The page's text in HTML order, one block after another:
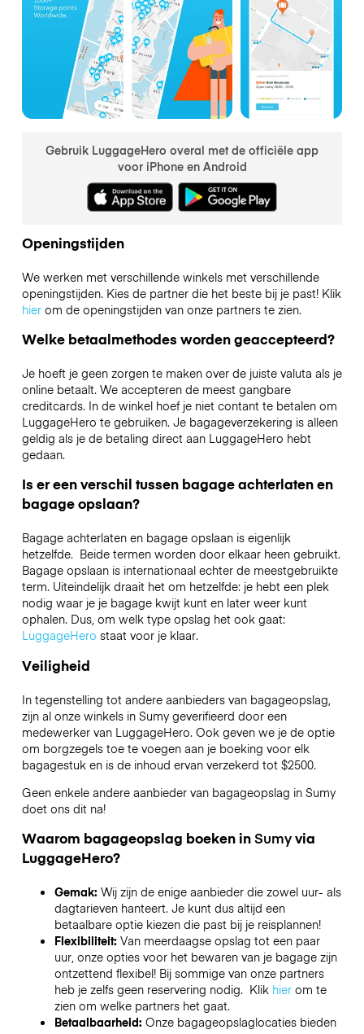
Gebruik LuggageHero overal met de officiële app
voor iPhone en Android
Openingstijden
We werken met verschillende winkels met verschillende
openingstijden. Kies de partner die het beste bij je past! Klik
hierom de openingstijden van onze partners te zien.
Welke betaalmethodes worden geaccepteerd?
Je hoeft je geen zorgen te maken over de juiste valuta als je
online betaalt. We accepteren de meest gangbare
creditcards. In de winkel hoef je niet contant te betalen om
LuggageHero te gebruiken. Je bagageverzekering is alleen
geldig als je de betaling direct aan LuggageHero hebt
gedaan.
Is er een verschil tussen bagage achterlaten en
bagage opslaan?
Bagage achterlaten en bagage opslaan is eigenlijk
hetzelfde. Beide termen worden door elkaar heen gebruikt.
Bagage opslaan is internationaal echter de meestgebruikte
term. Uiteindelijk draait het om hetzelfde: je hebt een plek
nodig waar je je bagage kwijt kunt en later weer kunt
ophalen. Dus, om welk type opslag het ook gaat:
LuggageHero staat voor je klaar.
Veiligheid
In tegenstelling tot andere aanbieders van bagageopslag,
zijn al onze winkels in Sumygeverifieerd door een
medewerker van LuggageHero. Ook geven we je de optie
om borgzegels toe te voegen aan je boeking voor elk
bagagestuk en is de inhoud ervan verzekerd tot $2500.
Geen enkele andere aanbieder van bagageopslag in Sumy
doet ons dit na!
Waarom bagageopslag boeken inSumyvia
LuggageHero?
Gemak: Wij zijn de enige aanbieder die zowel uur- als
dagtarieven hanteert. Je kunt dus altijd een
betaalbare optie kiezen die past bij je reisplannen!
Flexibiliteit: Van meerdaagse opslag tot een paar
uur, onze opties voor het bewaren van je bagage zijn
ontzettend flexibel! Bij sommige van onze partners
heb je zelfs geen reservering nodig. Klik hierom te
zien om welke partners het gaat.
Betaalbaarheid: Onze bagageopslaglocaties bieden